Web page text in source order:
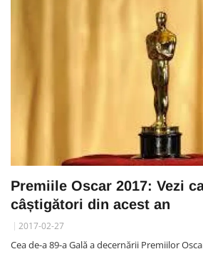
Premiile Oscar 2017: Vezi
câștigători din acest an
2017-02-27
Cea de-a 89-a Gală a decernării Premiilor